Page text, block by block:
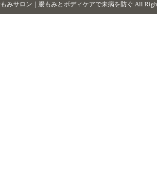
みサロン｜腸もみとボディケアで未病を防ぐ All